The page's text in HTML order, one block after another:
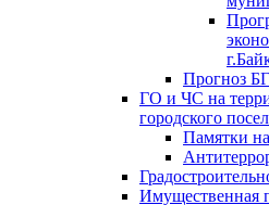
Прогноз
ГО и ЧС на
городского
Памятки
Имущественная